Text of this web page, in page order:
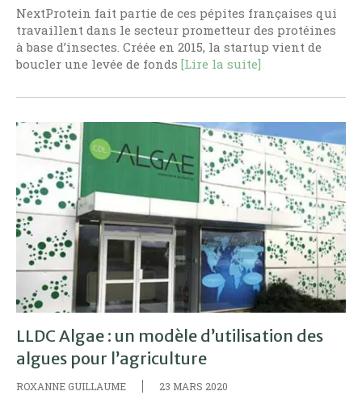
NextProtein fait partie de ces pépites françaises qui
travaillent dans le secteur prometteur des protéines
à base d’insectes. Créée en 2015, la startup vient de
boucler une levée de fonds [Lire la suite]
LLDC Algae : un modèle d’utilisation des
algues pour l’agriculture
ROXANNE GUILLAUME 23 MARS 2020